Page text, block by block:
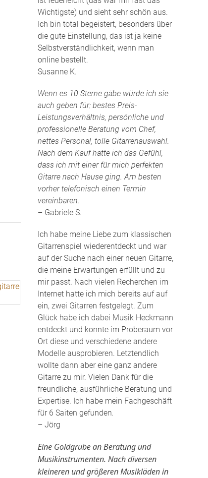
Wichtigste) und sieht sehr schön aus.
Ich bin total begeistert, besonders über
die gute Einstellung, das ist ja keine
Selbstverständlichkeit, wenn man
online bestellt.
Susanne K.
Wenn es 10 Sterne gäbe würde ich sie
auch geben für: bestes Preis-
Leistungsverhältnis, persönliche und
professionelle Beratung vom Chef,
nettes Personal, tolle Gitarrenauswahl.
Nach dem Kauf hatte ich das Gefühl,
dass ich mit einer für mich perfekten
Gitarre nach Hause ging. Am besten
vorher telefonisch einen Termin
vereinbaren.
– Gabriele S.
Ich habe meine Liebe zum klassischen
Gitarrenspiel wiederentdeckt und war
auf der Suche nach einer neuen Gitarre,
die meine Erwartungen erfüllt und zu
mir passt. Nach vielen Recherchen im
Internet hatte ich mich bereits auf auf
ein, zwei Gitarren festgelegt. Zum
Glück habe ich dabei Musik Heckmann
entdeckt und konnte im Proberaum vor
Ort diese und verschiedene andere
Modelle ausprobieren. Letztendlich
wollte dann aber eine ganz andere
Gitarre zu mir. Vielen Dank für die
freundliche, ausführliche Beratung und
Expertise. Ich habe mein Fachgeschäft
für 6 Saiten gefunden.
– Jörg
Eine Goldgrube an Beratung und
Musikinstrumenten. Nach diversen
kleineren und größeren Musikläden in